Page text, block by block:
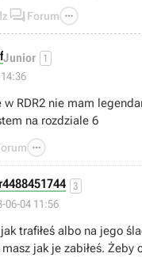
 Forum 
Junior 1
RDR2 nie mam
na rozdziale 6

3
06-04 11:56
trafiłeś albo na jego
jak je zabiłeś. Żeby